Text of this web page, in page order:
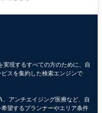
実現するすべての方のために、自
スを集約した検索エンジンで
アンチエイジング医療など、自
望するプランナーやエリア条件